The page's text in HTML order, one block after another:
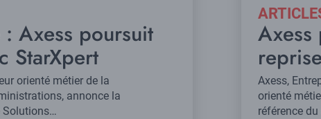
Axess poursuit
StarXpert
orienté métier de la
annonce la
Solutions…
Axess
Axess,
orienté
référence